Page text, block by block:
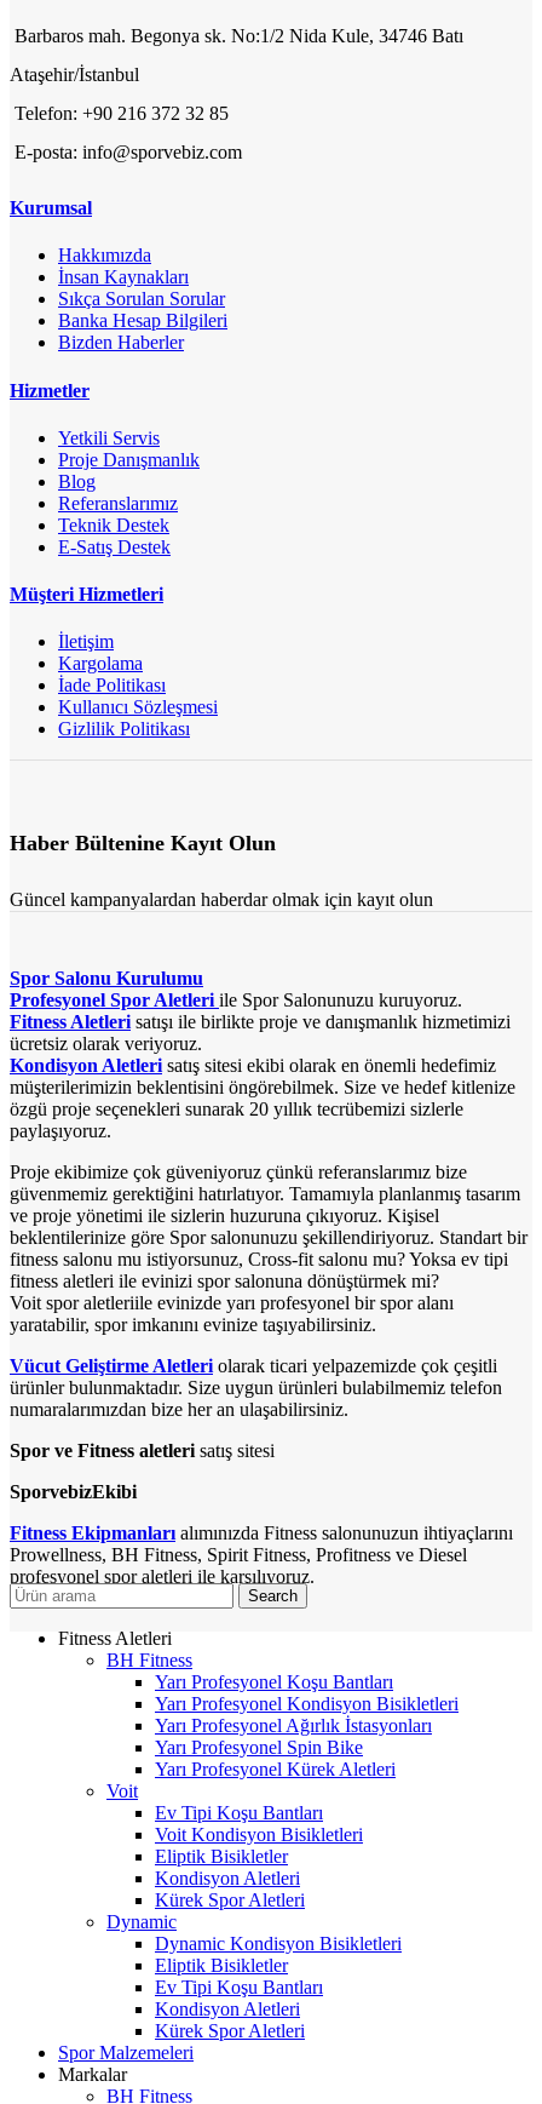
Barbaros mah. Begonya sk. No:1/2 Nida Kule, 34746 Batı
Ataşehir/İstanbul
Telefon: +90 216 372 32 85
E-posta: info@sporvebiz.com
Kurumsal
Hakkımızda
İnsan Kaynakları
Sıkça Sorulan Sorular
Banka Hesap Bilgileri
Bizden Haberler
Hizmetler
Yetkili Servis
Proje Danışmanlık
Blog
Referanslarımız
Teknik Destek
E-Satış Destek
Müşteri Hizmetleri
İletişim
Kargolama
İade Politikası
Kullanıcı Sözleşmesi
Gizlilik Politikası
Haber Bültenine Kayıt Olun
Güncel kampanyalardan haberdar olmak için kayıt olun
Spor Salonu Kurulumu
Profesyonel Spor Aletleri ile Spor Salonunuzu kuruyoruz.
Fitness Aletleri satışı ile birlikte proje ve danışmanlık hizmetimizi
ücretsiz olarak veriyoruz.
Kondisyon Aletleri satış sitesi ekibi olarak en önemli hedefimiz
müşterilerimizin beklentisini öngörebilmek. Size ve hedef kitlenize
özgü proje seçenekleri sunarak 20 yıllık tecrübemizi sizlerle
paylaşıyoruz.
Proje ekibimize çok güveniyoruz çünkü referanslarımız bize
güvenmemiz gerektiğini hatırlatıyor. Tamamıyla planlanmış tasarım
ve proje yönetimi ile sizlerin huzuruna çıkıyoruz. Kişisel
beklentilerinize göre Spor salonunuzu şekillendiriyoruz. Standart bir
fitness salonu mu istiyorsunuz, Cross-fit salonu mu? Yoksa ev tipi
fitness aletleri ile evinizi spor salonuna dönüştürmek mi?
Voit spor aletleriile evinizde yarı profesyonel bir spor alanı
yaratabilir, spor imkanını evinize taşıyabilirsiniz.
Vücut Geliştirme Aletleri olarak ticari yelpazemizde çok çeşitli
ürünler bulunmaktadır. Size uygun ürünleri bulabilmemiz telefon
numaralarımızdan bize her an ulaşabilirsiniz.
Spor ve Fitness aletleri satış sitesi
SporvebizEkibi
Fitness Ekipmanları alımınızda Fitness salonunuzun ihtiyaçlarını
Prowellness, BH Fitness, Spirit Fitness, Profitness ve Diesel
profesyonel spor aletleri ile karşılıyoruz.
Search
Fitness Aletleri
BH Fitness
Yarı Profesyonel Koşu Bantları
Yarı Profesyonel Kondisyon Bisikletleri
Yarı Profesyonel Ağırlık İstasyonları
Yarı Profesyonel Spin Bike
Yarı Profesyonel Kürek Aletleri
Voit
Ev Tipi Koşu Bantları
Voit Kondisyon Bisikletleri
Eliptik Bisikletler
Kondisyon Aletleri
Kürek Spor Aletleri
Dynamic
Dynamic Kondisyon Bisikletleri
Eliptik Bisikletler
Ev Tipi Koşu Bantları
Kondisyon Aletleri
Kürek Spor Aletleri
Spor Malzemeleri
Markalar
BH Fitness